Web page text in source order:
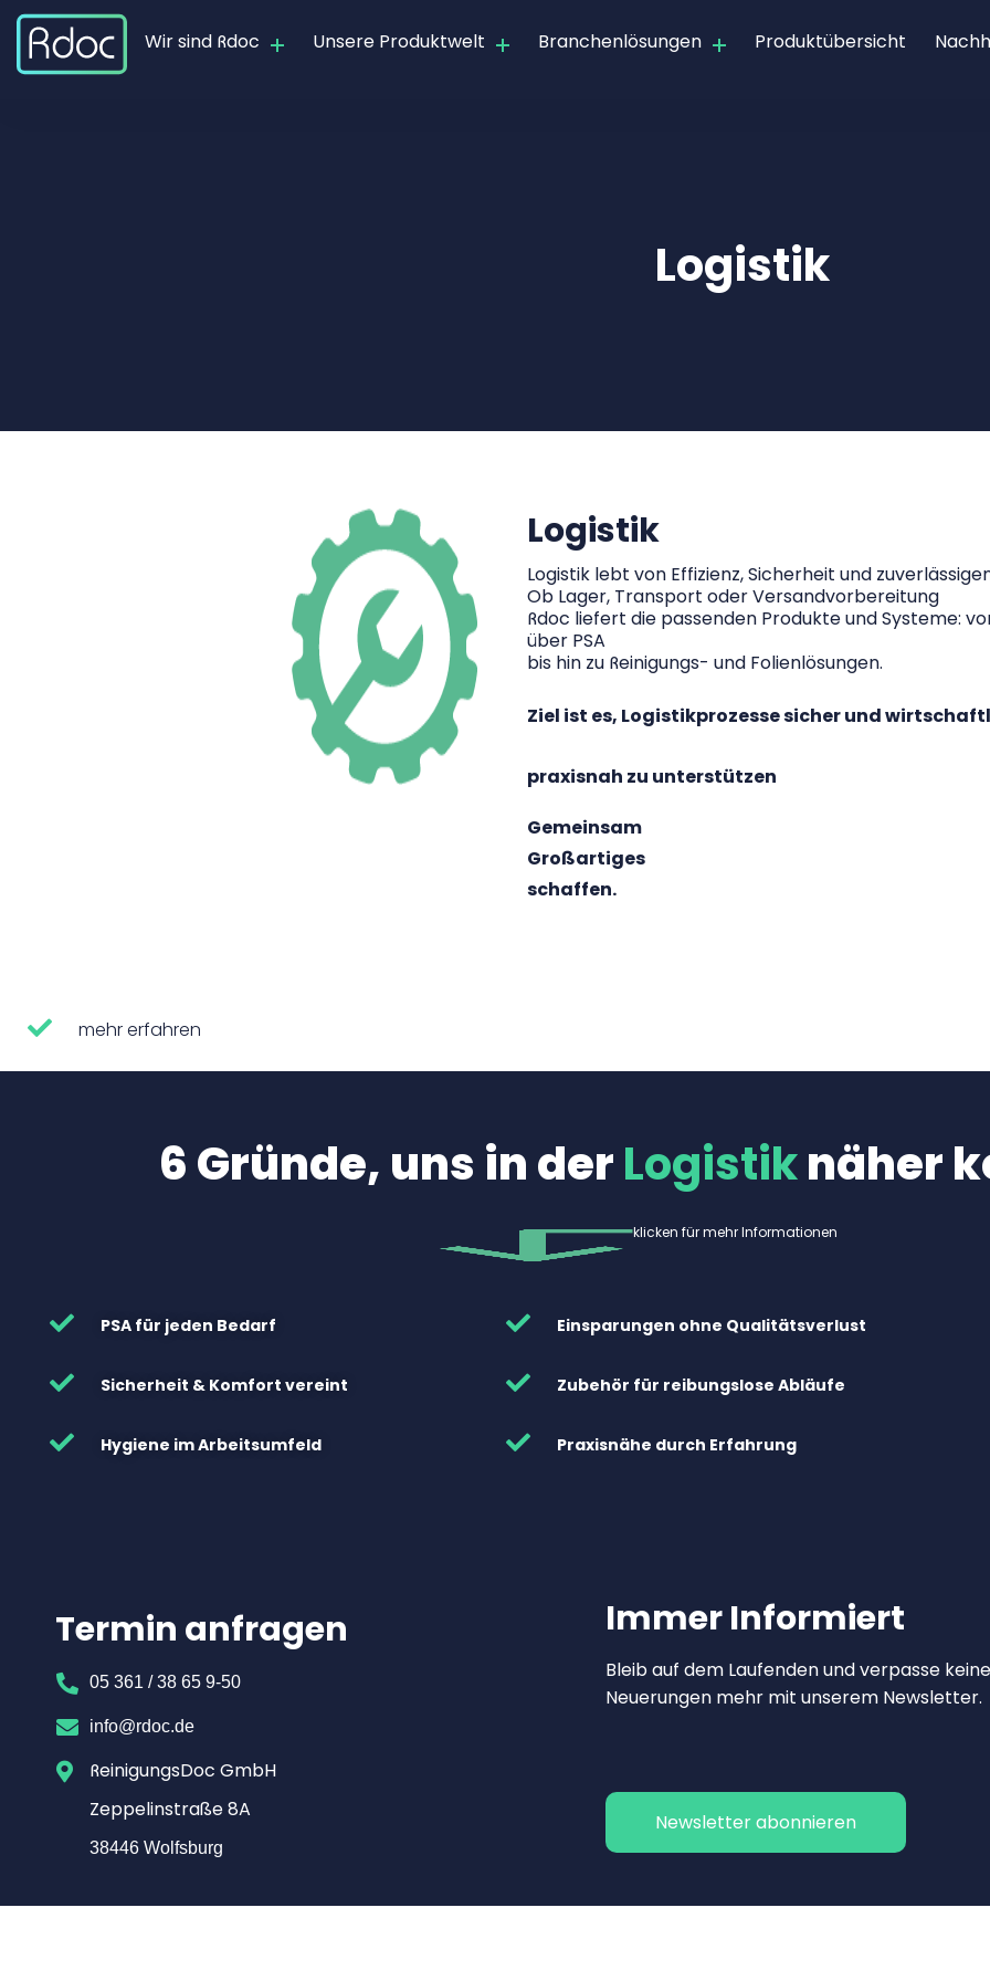
Wir sind Rdoc Unsere Produktwelt Branchenlösungen Produktübersicht
Logistik
Logistik
Logistik lebt von Effizienz, Sicherheit und
Ob Lager, Transport oder Versandvorbereitung
Rdoc liefert die passenden Produkte und Systeme:
über PSA
bis hin zu Reinigungs- und Folienlösungen.
Ziel ist es, Logistikprozesse sicher und
praxisnah zu unterstützen
Gemeinsam
Großartiges
schaffen.
mehr erfahren
6 Gründe, uns in derLogistiknäher
klicken für mehr Informationen
PSA für jeden Bedarf
Sicherheit & Komfort vereint
Hygiene im Arbeitsumfeld
Einsparungen ohne Qualitätsverlust
Zubehör für reibungslose Abläufe
Praxisnähe durch Erfahrung
Termin anfragen
05 361 / 38 65 9-50
info@rdoc.de
ReinigungsDoc GmbH
Zeppelinstraße 8A
38446 Wolfsburg​
Immer Informiert
Bleib auf dem Laufenden und verpasse keine
Neuerungen mehr mit unserem Newsletter.
Newsletter abonnieren